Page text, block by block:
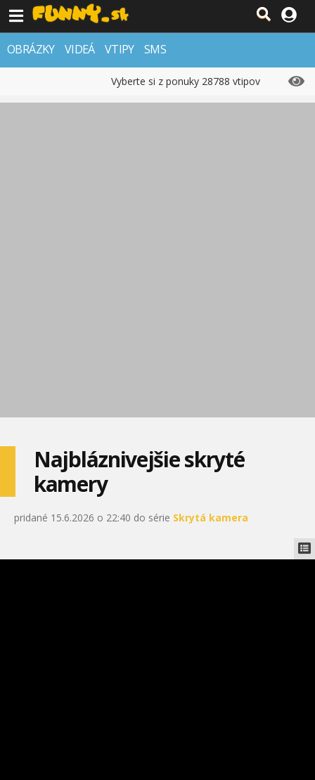
OBRÁZKY VIDEÁ VTIPY SMS
Vyberte si z ponuky 28788 vtipov
Najbláznivejšie skryté
kamery
pridané 15.6.2026 o 22:40 do série Skrytá kamera